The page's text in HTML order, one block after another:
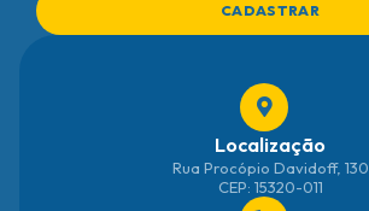
CADASTRAR
Localização
Rua Procópio Davidoff, 130
CEP: 15320-011